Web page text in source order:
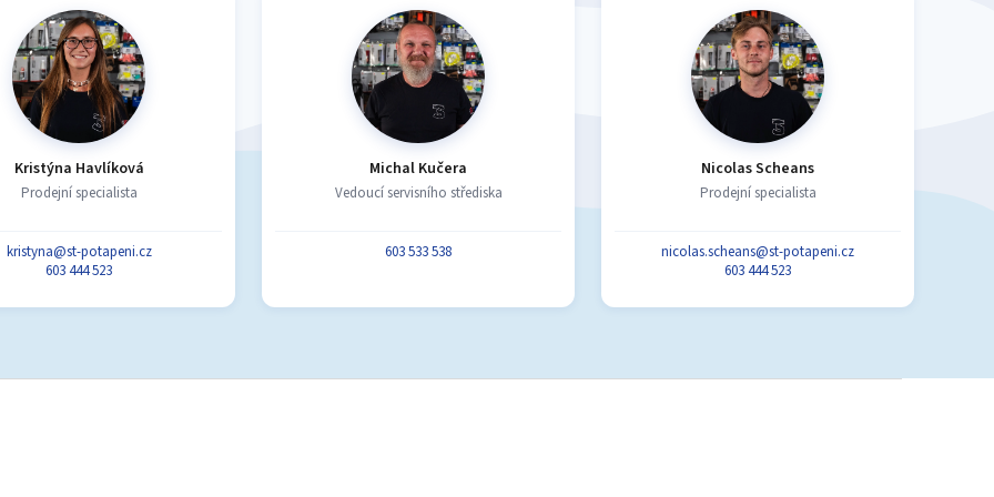
Kristýna Havlíková
Prodejní specialista
kristyna@st-potapeni.cz
603 444 523
Michal Kučera
Vedoucí servisního střediska
603 533 538
Nicolas Scheans
Prodejní specialista
nicolas.scheans@st-potapeni.cz
603 444 523